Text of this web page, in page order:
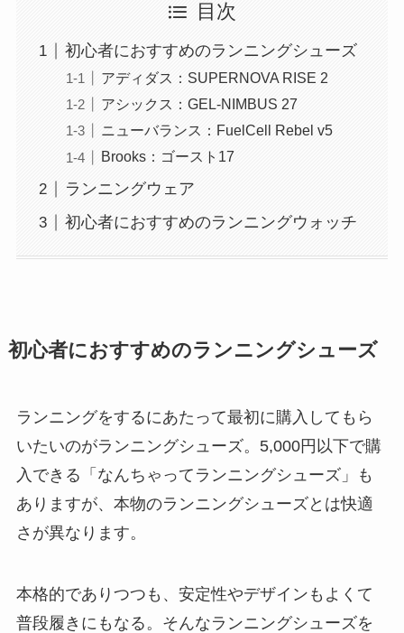
目次
初心者におすすめのランニングシューズ
アディダス：SUPERNOVA RISE 2
アシックス：GEL-NIMBUS 27
ニューバランス：FuelCell Rebel v5
Brooks：ゴースト17
ランニングウェア
初心者におすすめのランニングウォッチ
初心者におすすめのランニングシューズ
ランニングをするにあたって最初に購入してもら
いたいのがランニングシューズ。5,000円以下で購
入できる「なんちゃってランニングシューズ」も
ありますが、本物のランニングシューズとは快適
さが異なります。
本格的でありつつも、安定性やデザインもよくて
普段履きにもなる。そんなランニングシューズを